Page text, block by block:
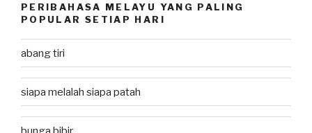
PERIBAHASA MELAYU YANG PALING
POPULAR SETIAP HARI
abang tiri
siapa melalah siapa patah